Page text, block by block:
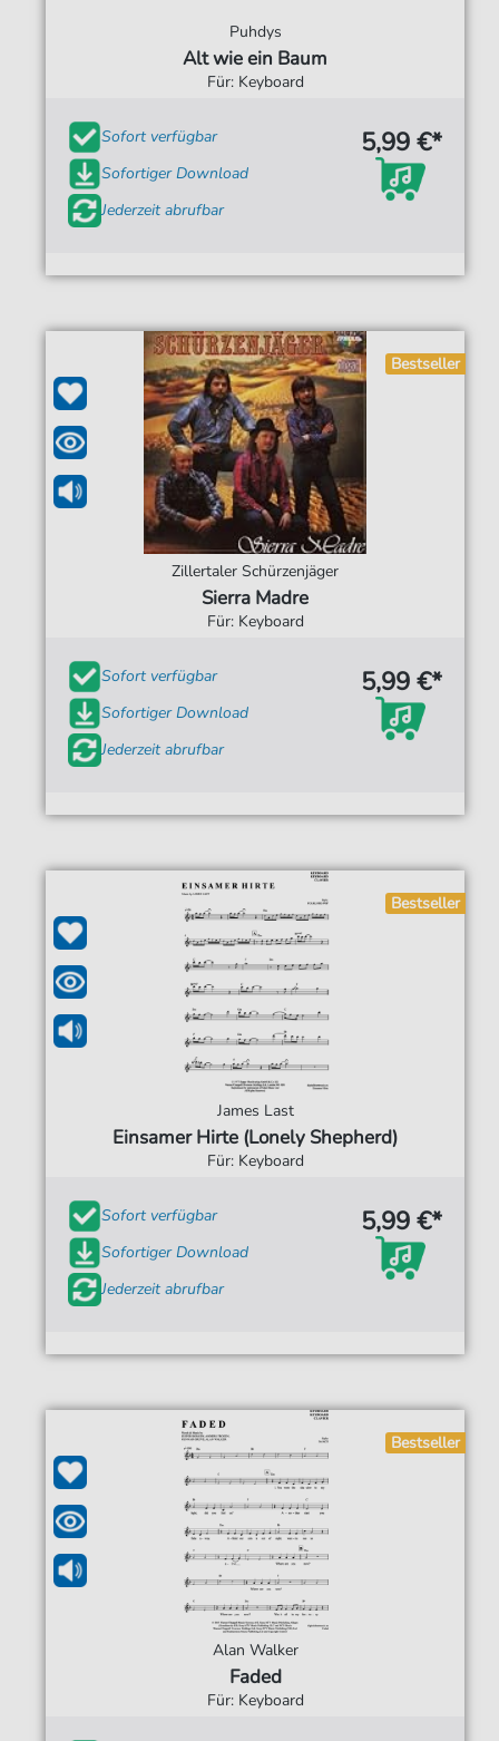
Puhdys
Alt wie ein Baum
Für: Keyboard
Sofort verfügbar
Sofortiger Download
Jederzeit abrufbar
5,99 €*
Bestseller
Zillertaler Schürzenjäger
Sierra Madre
Für: Keyboard
Sofort verfügbar
Sofortiger Download
Jederzeit abrufbar
5,99 €*
Bestseller
James Last
Einsamer Hirte (Lonely Shepherd)
Für: Keyboard
Sofort verfügbar
Sofortiger Download
Jederzeit abrufbar
5,99 €*
Bestseller
Alan Walker
Faded
Für: Keyboard